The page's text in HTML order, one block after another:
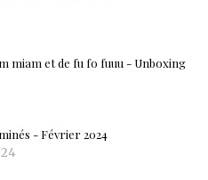
miam et de fu fo fuuu - Unboxing
- Février 2024